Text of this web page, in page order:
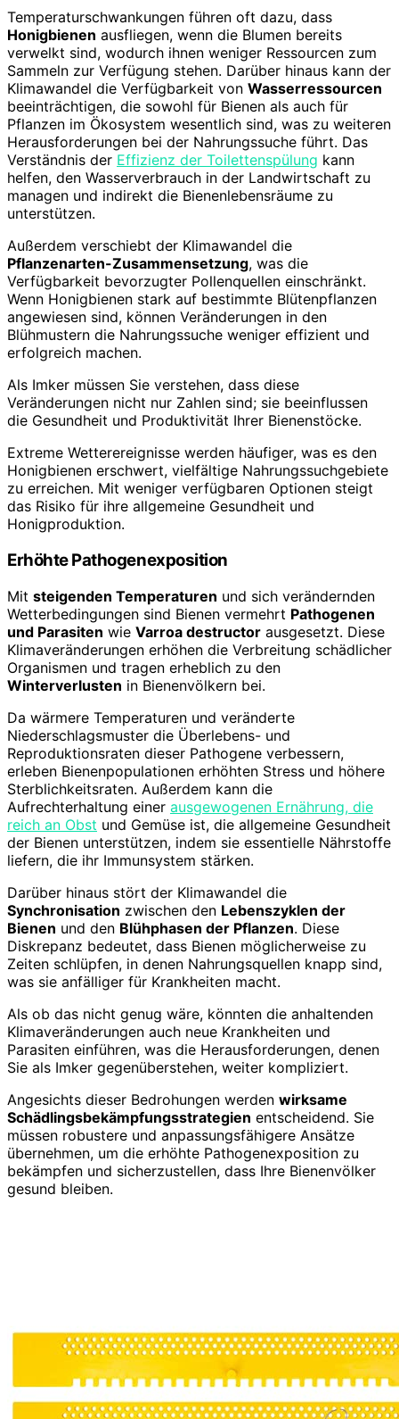
Temperaturschwankungen führen oft dazu, dass
Honigbienen ausfliegen, wenn die Blumen bereits
verwelkt sind, wodurch ihnen weniger Ressourcen zum
Sammeln zur Verfügung stehen. Darüber hinaus kann der
Klimawandel die Verfügbarkeit von Wasserressourcen
beeinträchtigen, die sowohl für Bienen als auch für
Pflanzen im Ökosystem wesentlich sind, was zu weiteren
Herausforderungen bei der Nahrungssuche führt. Das
Verständnis der Effizienz der Toilettenspülung kann
helfen, den Wasserverbrauch in der Landwirtschaft zu
managen und indirekt die Bienenlebensräume zu
unterstützen.
Außerdem verschiebt der Klimawandel die
Pflanzenarten-Zusammensetzung, was die
Verfügbarkeit bevorzugter Pollenquellen einschränkt.
Wenn Honigbienen stark auf bestimmte Blütenpflanzen
angewiesen sind, können Veränderungen in den
Blühmustern die Nahrungssuche weniger effizient und
erfolgreich machen.
Als Imker müssen Sie verstehen, dass diese
Veränderungen nicht nur Zahlen sind; sie beeinflussen
die Gesundheit und Produktivität Ihrer Bienenstöcke.
Extreme Wetterereignisse werden häufiger, was es den
Honigbienen erschwert, vielfältige Nahrungssuchgebiete
zu erreichen. Mit weniger verfügbaren Optionen steigt
das Risiko für ihre allgemeine Gesundheit und
Honigproduktion.
Erhöhte Pathogenexposition
Mit steigenden Temperaturen und sich verändernden
Wetterbedingungen sind Bienen vermehrt Pathogenen
und Parasiten wie Varroa destructor ausgesetzt. Diese
Klimaveränderungen erhöhen die Verbreitung schädlicher
Organismen und tragen erheblich zu den
Winterverlusten in Bienenvölkern bei.
Da wärmere Temperaturen und veränderte
Niederschlagsmuster die Überlebens- und
Reproduktionsraten dieser Pathogene verbessern,
erleben Bienenpopulationen erhöhten Stress und höhere
Sterblichkeitsraten. Außerdem kann die
Aufrechterhaltung einer ausgewogenen Ernährung, die
reich an Obst und Gemüse ist, die allgemeine Gesundheit
der Bienen unterstützen, indem sie essentielle Nährstoffe
liefern, die ihr Immunsystem stärken.
Darüber hinaus stört der Klimawandel die
Synchronisation zwischen den Lebenszyklen der
Bienen und den Blühphasen der Pflanzen. Diese
Diskrepanz bedeutet, dass Bienen möglicherweise zu
Zeiten schlüpfen, in denen Nahrungsquellen knapp sind,
was sie anfälliger für Krankheiten macht.
Als ob das nicht genug wäre, könnten die anhaltenden
Klimaveränderungen auch neue Krankheiten und
Parasiten einführen, was die Herausforderungen, denen
Sie als Imker gegenüberstehen, weiter kompliziert.
Angesichts dieser Bedrohungen werden wirksame
Schädlingsbekämpfungsstrategien entscheidend. Sie
müssen robustere und anpassungsfähigere Ansätze
übernehmen, um die erhöhte Pathogenexposition zu
bekämpfen und sicherzustellen, dass Ihre Bienenvölker
gesund bleiben.